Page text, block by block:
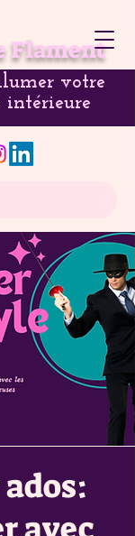
Flament
votre